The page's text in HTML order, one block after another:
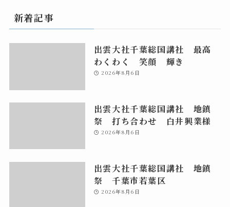
新着記事
出雲大社千葉総国講社 最高
わくわく 笑顔 輝き
2026年8月6日
出雲大社千葉総国講社 地鎮
祭 打ち合わせ 白井興業様
2026年8月6日
出雲大社千葉総国講社 地鎮
祭 千葉市若葉区
2026年8月6日